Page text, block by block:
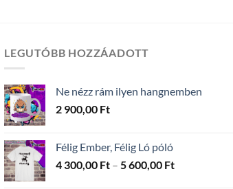
LEGUTÓBB HOZZÁADOTT
Ne nézz rám ilyen hangnemben
2 900,00 Ft
Félig Ember, Félig Ló póló
4 300,00 Ft – 5 600,00 FtÁrtartomány: